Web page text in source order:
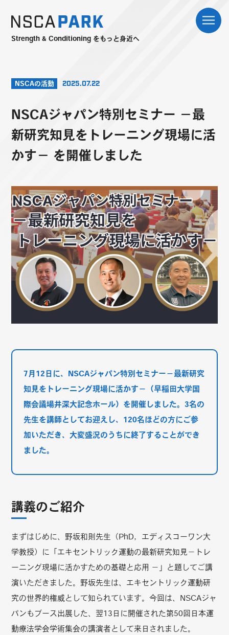
Strength & Conditioning をもっと身近へ
NSCAの活動 2025.07.22
NSCAジャパン特別セミナー －最
新研究知見をトレーニング現場に活
かす－ を開催しました
7月12日に、NSCAジャパン特別セミナー－最新研究
知見をトレーニング現場に活かす－（早稲田大学国
際会議場井深大記念ホール）を開催しました。3名の
先生を講師としてお迎えし、120名ほどの方にご参
加いただき、大変盛況のうちに終了することができ
ました。
講義のご紹介
まずはじめに、野坂和則先生（PhD，エディスコーワン大
学教授）に「エキセントリック運動の最新研究知見－トレ
ーニング現場に活かすための基礎と応用 －」と題してご講
演いただきました。野坂先生は、エキセントリック運動研
究の世界的権威として知られています。今回は、NSCAジャ
パンもブース出展した、翌13日に開催された第50回日本運
動療法学会学術集会の講演者として来日されました。